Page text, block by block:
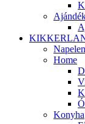
Home
Konyha